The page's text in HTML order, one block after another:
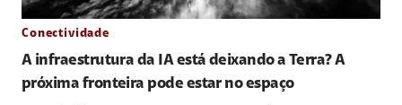
Conectividade
A infraestrutura da IA está deixando a Terra? A
próxima fronteira pode estar no espaço